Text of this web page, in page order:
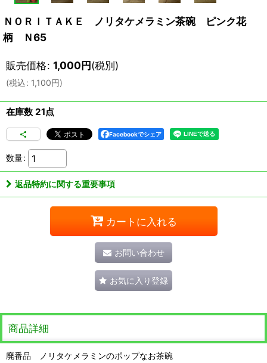
ＮＯＲＩＴＡＫＥ ノリタケメラミン茶碗 ピンク花
柄 Ｎ65
販売価格: 1,000円(税別)
(税込: 1,100円)
在庫数 21点
Facebookでシェア
数量:
返品特約に関する重要事項
カートに入れる
お問い合わせ
お気に入り登録
商品詳細
廃番品 ノリタケメラミンのポップなお茶碗